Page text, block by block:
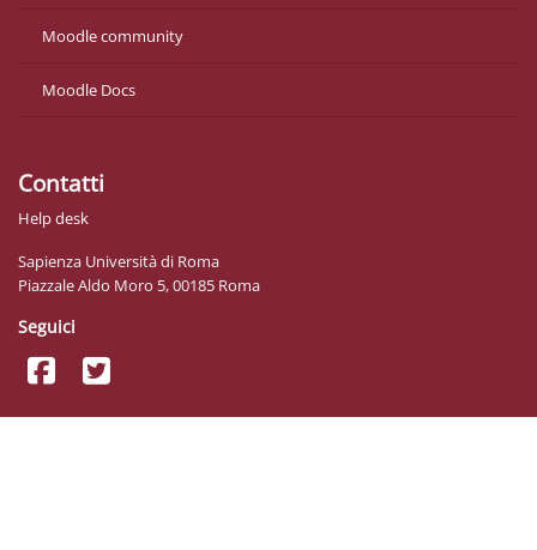
Moodle community
Moodle Docs
Contatti
Help desk
Sapienza Università di Roma
Piazzale Aldo Moro 5, 00185 Roma
Seguici